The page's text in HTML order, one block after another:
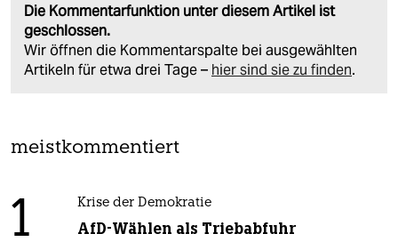
Die Kommentarfunktion unter diesem Artikel ist
geschlossen.
Wir öffnen die Kommentarspalte bei ausgewählten
Artikeln für etwa drei Tage – hier sind sie zu finden.
meistkommentiert
1 Krise der Demokratie
AfD-Wählen als Triebabfuhr